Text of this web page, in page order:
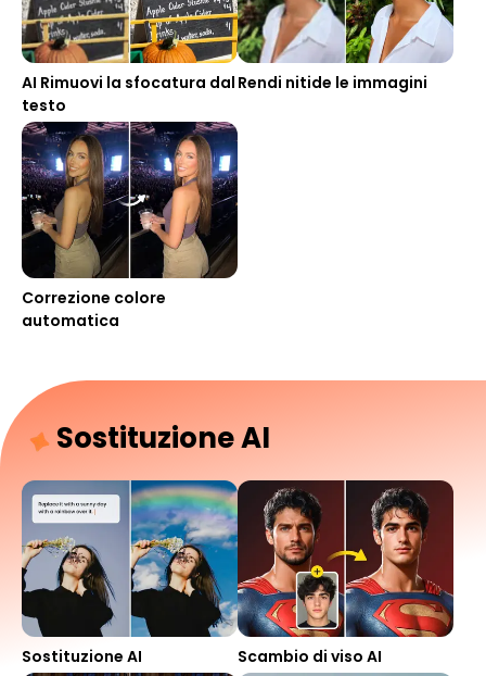
AI Rimuovi la sfocatura dal
testo
Rendi nitide le immagini
Correzione colore
automatica
Sostituzione AI
Sostituzione AI Scambio di viso AI